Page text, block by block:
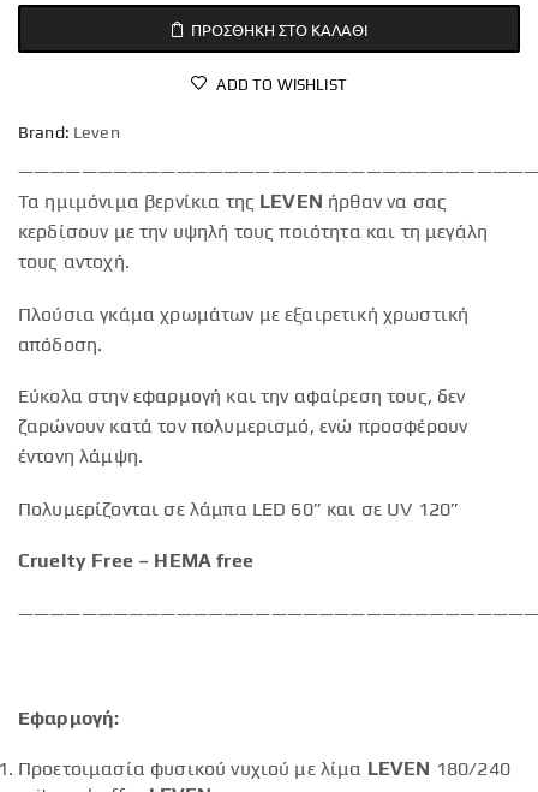
ΠΡΟΣΘΉΚΗ ΣΤΟ ΚΑΛΆΘΙ
ADD TO WISHLIST
Brand: Leven
Τα ημιμόνιμα βερνίκια της LEVEN ήρθαν να σας
κερδίσουν με την υψηλή τους ποιότητα και τη μεγάλη
τους αντοχή.
Πλούσια γκάμα χρωμάτων με εξαιρετική χρωστική
απόδοση.
Εύκολα στην εφαρμογή και την αφαίρεση τους, δεν
ζαρώνουν κατά τον πολυμερισμό, ενώ προσφέρουν
έντονη λάμψη.
Πολυμερίζονται σε λάμπα LED 60” και σε UV 120”
Cruelty Free – HEMA free
Εφαρμογή:
Προετοιμασία φυσικού νυχιού με λίμα LEVEN 180/240